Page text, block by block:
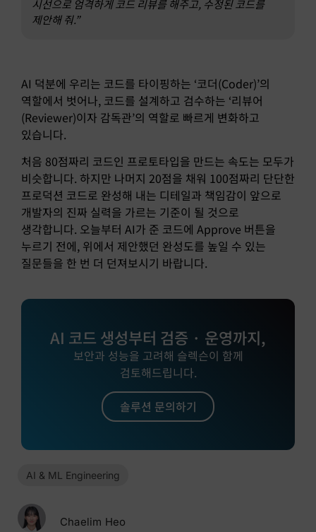
시선으로 엄격하게 코드 리뷰를 해주고, 수정된 코드를
제안해 줘.”
AI 덕분에 우리는 코드를 타이핑하는 ‘코더(Coder)’의
역할에서 벗어나, 코드를 설계하고 검수하는 ‘리뷰어
(Reviewer)이자 감독관’의 역할로 빠르게 변화하고
있습니다.
처음 80점짜리 코드인 프로토타입을 만드는 속도는 모두가
비슷합니다. 하지만 나머지 20점을 채워 100점짜리 단단한
프로덕션 코드로 완성해 내는 디테일과 책임감이 앞으로
개발자의 진짜 실력을 가르는 기준이 될 것으로
생각합니다. 오늘부터 AI가 준 코드에 Approve 버튼을
누르기 전에, 위에서 제안했던 완성도를 높일 수 있는
질문들을 한 번 더 던져보시기 바랍니다.
AI 코드 생성부터 검증 · 운영까지,
보안과 성능을 고려해 슬렉슨이 함께
검토해드립니다.
솔루션 문의하기
AI & ML Engineering
Chaelim Heo